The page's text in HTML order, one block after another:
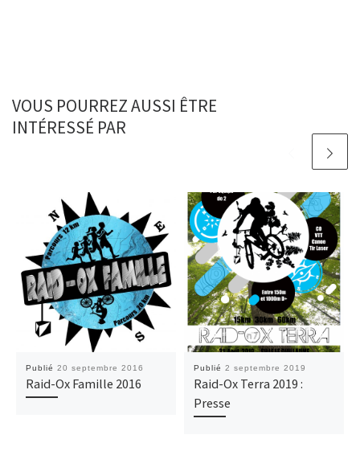
VOUS POURREZ AUSSI ÊTRE
INTÉRESSÉ PAR
Publié 20 septembre 2016
Raid-Ox Famille 2016
Publié 2 septembre 2019
Raid-Ox Terra 2019 :
Presse